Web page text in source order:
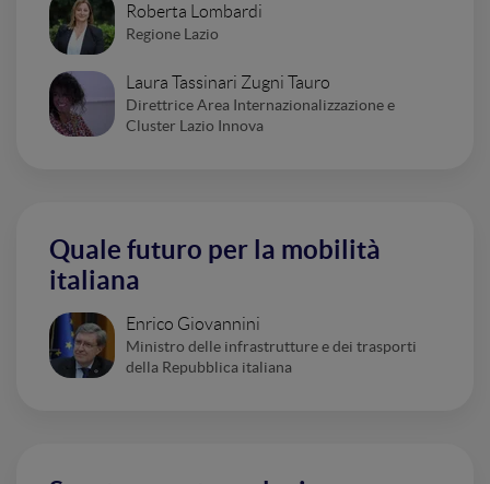
Roberta Lombardi
Regione Lazio
Laura Tassinari Zugni Tauro
Direttrice Area Internazionalizzazione e
Cluster Lazio Innova
Quale futuro per la mobilità
italiana
Enrico Giovannini
Ministro delle infrastrutture e dei trasporti
della Repubblica italiana